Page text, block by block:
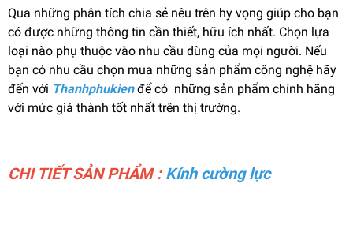
Qua những phân tích chia sẻ nêu trên hy vọng giúp cho bạn
có được những thông tin cần thiết, hữu ích nhất. Chọn lựa
loại nào phụ thuộc vào nhu cầu dùng của mọi người. Nếu
bạn có nhu cầu chọn mua những sản phẩm công nghệ hãy
đến với Thanhphukienđể có những sản phẩm chính hãng
với mức giá thành tốt nhất trên thị trường.
CHI TIẾT SẢN PHẨM : Kính cường lực